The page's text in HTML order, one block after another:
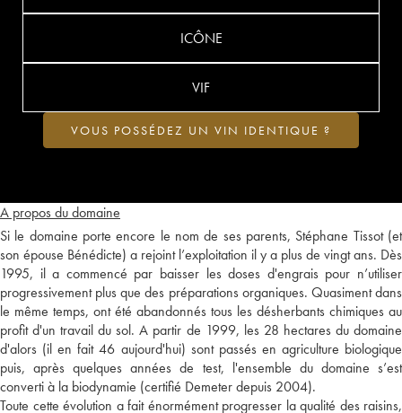
A propos du domaine
Si le domaine porte encore le nom de ses parents, Stéphane Tissot (et
son épouse Bénédicte) a rejoint l’exploitation il y a plus de vingt ans. Dès
1995, il a commencé par baisser les doses d'engrais pour n’utiliser
progressivement plus que des préparations organiques. Quasiment dans
le même temps, ont été abandonnés tous les désherbants chimiques au
profit d'un travail du sol. A partir de 1999, les 28 hectares du domaine
d'alors (il en fait 46 aujourd'hui) sont passés en agriculture biologique
puis, après quelques années de test, l'ensemble du domaine s’est
converti à la biodynamie (certifié Demeter depuis 2004).
Toute cette évolution a fait énormément progresser la qualité des raisins,
ICÔNE
VIF
VOUS POSSÉDEZ UN VIN IDENTIQUE ?